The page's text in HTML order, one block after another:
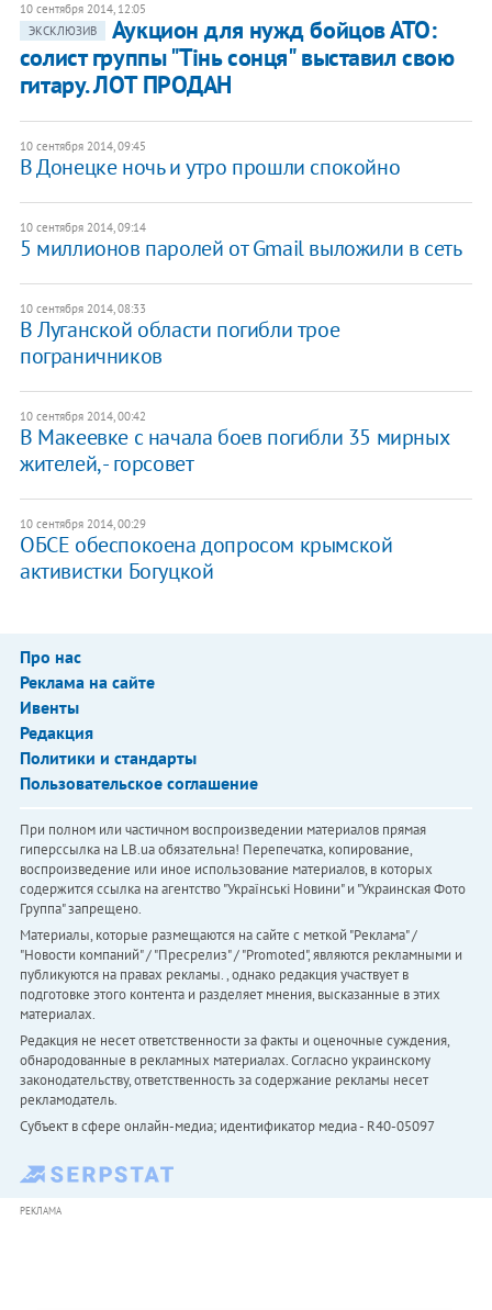
10 сентября 2014, 12:05
ЭКСКЛЮЗИВ
Аукцион для нужд бойцов АТО:
солист группы "Тінь сонця" выставил свою
гитару. ЛОТ ПРОДАН
10 сентября 2014, 09:45
В Донецке ночь и утро прошли спокойно
10 сентября 2014, 09:14
5 миллионов паролей от Gmail выложили в сеть
10 сентября 2014, 08:33
В Луганской области погибли трое
пограничников
10 сентября 2014, 00:42
В Макеевке с начала боев погибли 35 мирных
жителей, - горсовет
10 сентября 2014, 00:29
ОБСЕ обеспокоена допросом крымской
активистки Богуцкой
Про нас
Реклама на сайте
Ивенты
Редакция
Политики и стандарты
Пользовательское соглашение
При полном или частичном воспроизведении материалов прямая
гиперссылка на LB.ua обязательна! Перепечатка, копирование,
воспроизведение или иное использование материалов, в которых
содержится ссылка на агентство "Українськi Новини" и "Украинская Фото
Группа" запрещено.
Материалы, которые размещаются на сайте с меткой "Реклама" /
"Новости компаний" / "Пресрелиз" / "Promoted", являются рекламными и
публикуются на правах рекламы. , однако редакция участвует в
подготовке этого контента и разделяет мнения, высказанные в этих
материалах.
Редакция не несет ответственности за факты и оценочные суждения,
обнародованные в рекламных материалах. Согласно украинскому
законодательству, ответственность за содержание рекламы несет
рекламодатель.
Субъект в сфере онлайн-медиа; идентификатор медиа - R40-05097
РЕКЛАМА